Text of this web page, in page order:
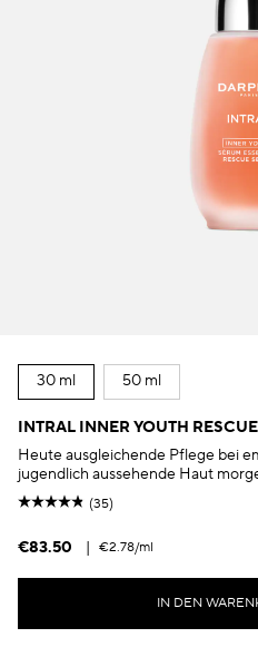
30 ml 50 ml
INTRAL INNER YOUTH
Heute ausgleichende Pflege bei
jugendlich aussehende Haut
(35)
€83.50 | €2.78/ml
IN DEN